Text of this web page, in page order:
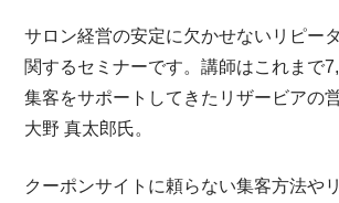
サロン経営の安定に欠かせないリピー
関するセミナーです。講師はこれまで
集客をサポートしてきたリザービアの
大野 真太郎氏。
クーポンサイトに頼らない集客方法や